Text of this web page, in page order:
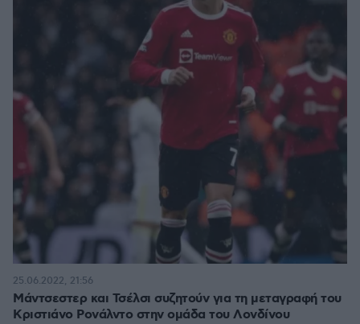
Μάντσεστερ και Τσέλσι συζητούν για τη μεταγραφή του
Κριστιάνο Ρονάλντο στην ομάδα του Λονδίνου
25.06.2022, 21:56